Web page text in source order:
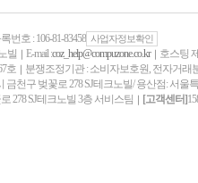
번호 : 106-81-83458 사업자정보확인
빌 ｜ E-mail :coz_help@compuzone.co.kr｜ 호스팅
호 ｜ 분쟁조정기관 : 소비자보호원, 전자거래
금천구 벚꽃로 278 SJ테크노빌/ 용산점: 서울
278 SJ테크노빌 3층 서비스팀 ｜ [고객센터]